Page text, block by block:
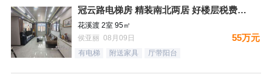
冠云路电梯房 精装南北两居 好楼层税费低有证
花溪渡 2室 95㎡
侯亚丽 08月09日
55万元
有电梯 附送家具 厅带阳台